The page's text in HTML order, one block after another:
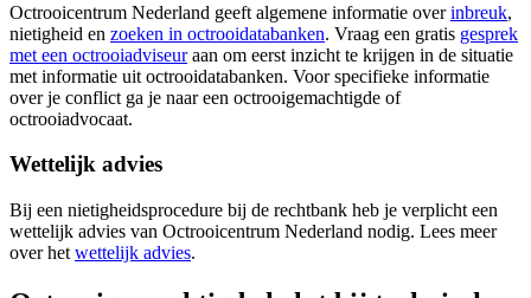
Octrooicentrum Nederland geeft algemene informatie overinbreuk,
nietigheid en zoeken in octrooidatabanken. Vraag een gratis gesprek
met een octrooiadviseuraan om eerst inzicht te krijgen in de situatie
met informatie uit octrooidatabanken. Voor specifieke informatie
over je conflict ga je naar een octrooigemachtigde of
octrooiadvocaat.
Wettelijk advies
Bij een nietigheidsprocedure bij de rechtbank heb je verplicht een
wettelijk advies van Octrooicentrum Nederland nodig. Lees meer
over het wettelijk advies.